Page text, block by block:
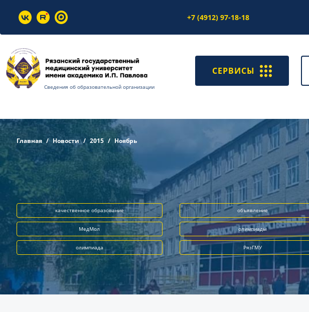
+7 (4912) 97-18-18
Сведения об образовательной организации
СЕРВИСЫ
Главная Новости 2015 Ноябрь
качественное образование объявление
МедМол олимпиады
олимпиада РязГМУ